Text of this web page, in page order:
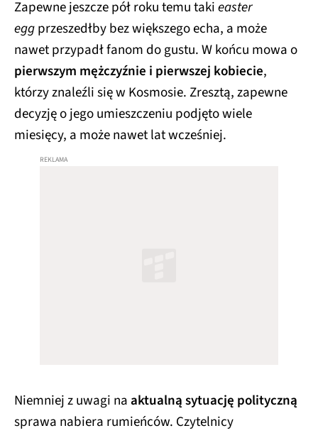
Zapewne jeszcze pół roku temu takieaster
eggprzeszedłby bez większego echa, a może
nawet przypadł fanom do gustu. W końcu mowa o
pierwszym mężczyźnie i pierwszej kobiecie,
którzy znaleźli się w Kosmosie. Zresztą, zapewne
decyzję o jego umieszczeniu podjęto wiele
miesięcy, a może nawet lat wcześniej.
Niemniej z uwagi naaktualną sytuację polityczną
sprawa nabiera rumieńców. Czytelnicy